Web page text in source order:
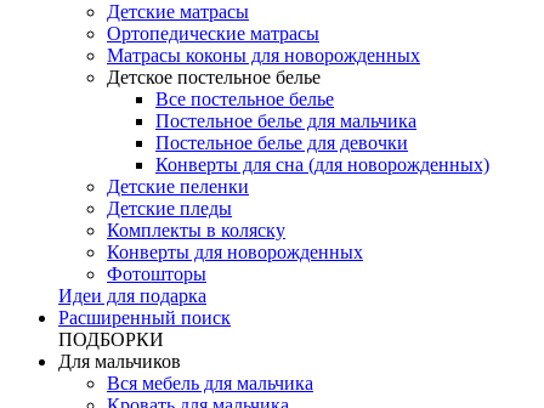
Детские матрасы
Ортопедические матрасы
Матрасы коконы для новорожденных
Детское постельное белье
Все постельное белье
Постельное белье для мальчика
Постельное белье для девочки
Конверты для сна (для новорожденных)
Детские пеленки
Детские пледы
Комплекты в коляску
Конверты для новорожденных
Фотошторы
Идеи для подарка
Расширенный поиск
ПОДБОРКИ
Для мальчиков
Вся мебель для мальчика